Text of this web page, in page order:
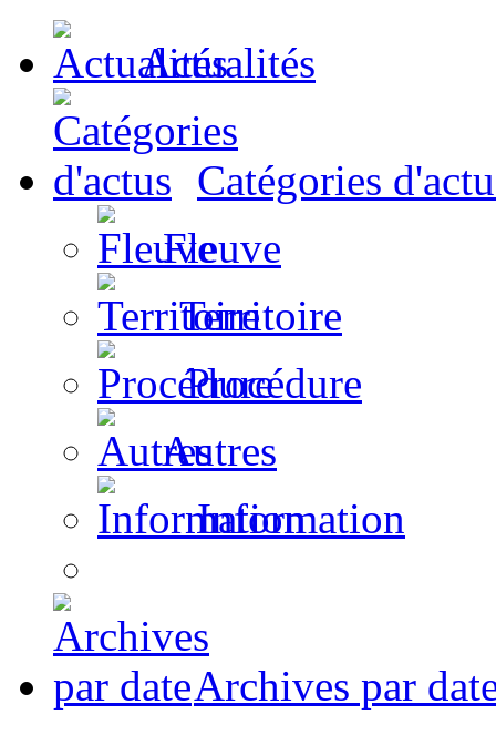
Actualités
Catégories
Fleuve
Territoire
Procédure
Autres
Information
Archives par